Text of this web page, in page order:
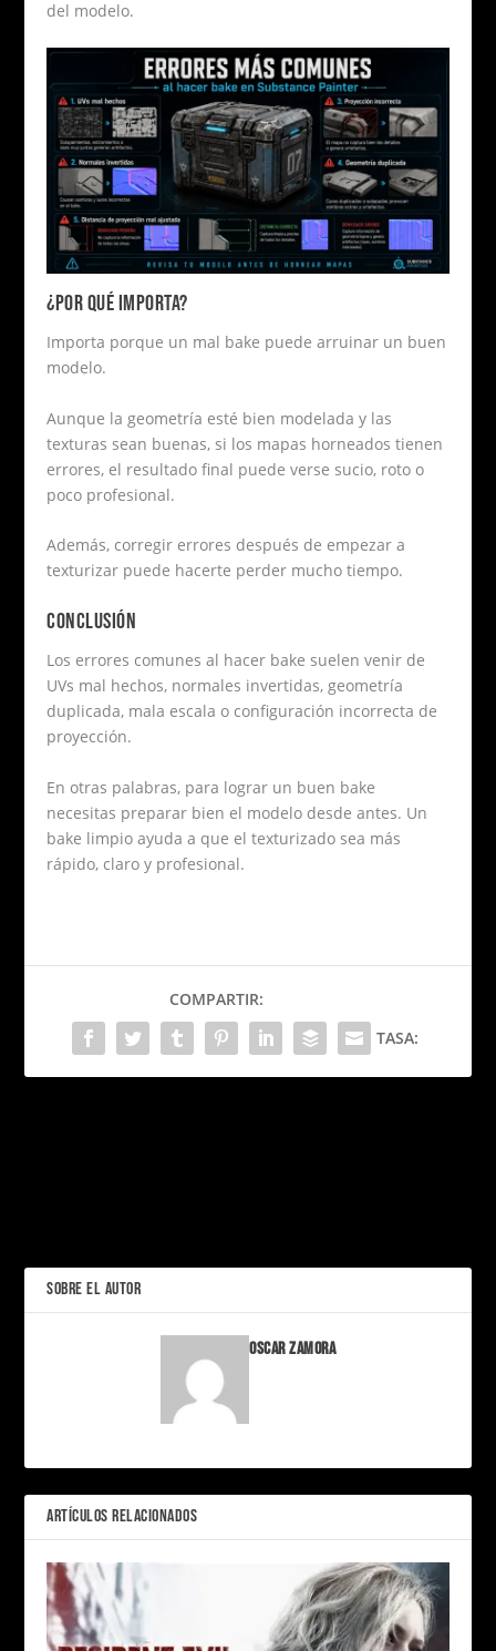
del modelo.
¿POR QUÉ IMPORTA?
Importa porque un mal bake puede arruinar un buen
modelo.
Aunque la geometría esté bien modelada y las
texturas sean buenas, si los mapas horneados tienen
errores, el resultado final puede verse sucio, roto o
poco profesional.
Además, corregir errores después de empezar a
texturizar puede hacerte perder mucho tiempo.
CONCLUSIÓN
Los errores comunes al hacer bake suelen venir de
UVs mal hechos, normales invertidas, geometría
duplicada, mala escala o configuración incorrecta de
proyección.
En otras palabras, para lograr un buen bake
necesitas preparar bien el modelo desde antes. Un
bake limpio ayuda a que el texturizado sea más
rápido, claro y profesional.
COMPARTIR:
TASA:
SOBRE EL AUTOR
Oscar Zamora
ARTÍCULOS RELACIONADOS